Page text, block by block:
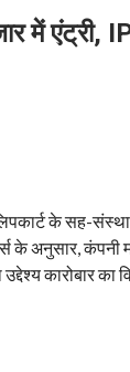
में एंट्री,
के सह-
के अनुसार,
कारोबार